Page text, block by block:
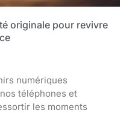
originale pour revivre
numériques
téléphones et
les moments